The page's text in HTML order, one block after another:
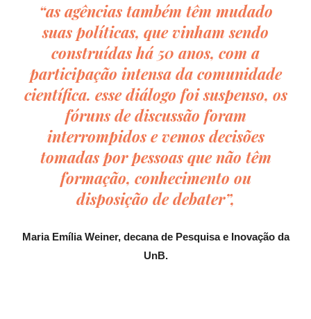
“as agências também têm mudado
suas políticas, que vinham sendo
construídas há 50 anos, com a
participação intensa da comunidade
científica. esse diálogo foi suspenso, os
fóruns de discussão foram
interrompidos e vemos decisões
tomadas por pessoas que não têm
formação, conhecimento ou
disposição de debater”,
Maria Emília Weiner, decana de Pesquisa e Inovação da
UnB.